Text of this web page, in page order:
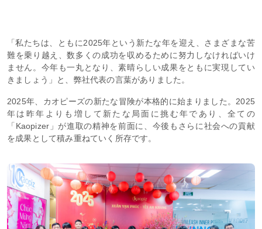
「私たちは、ともに2025年という新たな年を迎え、さまざまな苦
難を乗り越え、数多くの成功を収めるために努力しなければいけ
ません。今年も一丸となり、素晴らしい成果をともに実現してい
きましょう」と、弊社代表の言葉がありました。
2025年、カオピーズの新たな冒険が本格的に始まりました。2025
年は昨年よりも増して新たな局面に挑む年であり、全ての
「Kaopizer」が進取の精神を前面に、今後もさらに社会への貢献
を成果として積み重ねていく所存です。